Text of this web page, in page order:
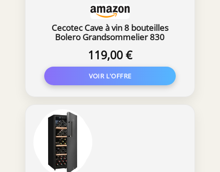
Cecotec Cave à vin 8 bouteilles
Bolero Grandsommelier 830
thermoélectrique, Température
réglable entre 8 et 18°C,
Commande tactile et affichage, Gaz
non nocif.
119,00 €